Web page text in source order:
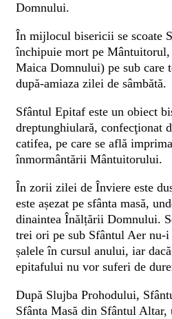
Domnului.
În mijlocul bisericii se scoate
închipuie mort pe
Maica Domnului) pe sub care
după-amiaza zilei de sâmbătă.
Sfântul Epitaf este un obiect
dreptunghiulară, confecţionat
catifea, pe care se află
înmormântării Mântuitorului.
În zorii zilei de Înviere este
este așezat pe sfânta masă,
dinaintea Înălțării Domnului.
trei ori pe sub Sfântul Aer
șalele în cursul anului, iar
epitafului nu vor suferi de
După Slujba Prohodului,
Sfânta Masă din Sfântul Altar,